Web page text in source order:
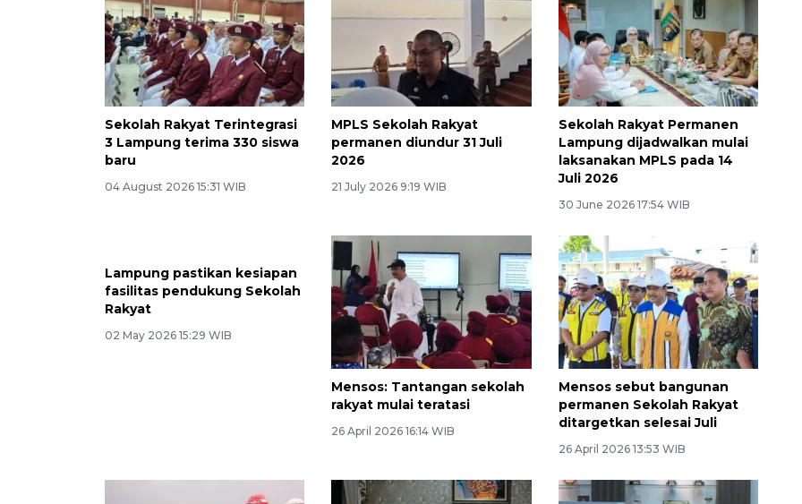
Sekolah Rakyat Terintegrasi
3 Lampung terima 330 siswa
baru
04 August 2026 15:31 WIB
MPLS Sekolah Rakyat
permanen diundur 31 Juli
2026
21 July 2026 9:19 WIB
Sekolah Rakyat Permanen
Lampung dijadwalkan mulai
laksanakan MPLS pada 14
Juli 2026
30 June 2026 17:54 WIB
Lampung pastikan kesiapan
fasilitas pendukung Sekolah
Rakyat
02 May 2026 15:29 WIB
Mensos: Tantangan sekolah
rakyat mulai teratasi
26 April 2026 16:14 WIB
Mensos sebut bangunan
permanen Sekolah Rakyat
ditargetkan selesai Juli
26 April 2026 13:53 WIB